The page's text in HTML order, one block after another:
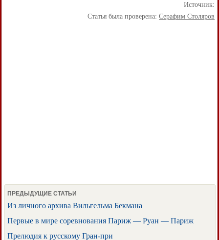
Источник:
Статья была проверена: Серафим Столяров
ПРЕДЫДУЩИЕ СТАТЬИ
Из личного архива Вильгельма Бекмана
Первые в мире соревнования Париж — Руан — Париж
Прелюдия к русскому Гран-при